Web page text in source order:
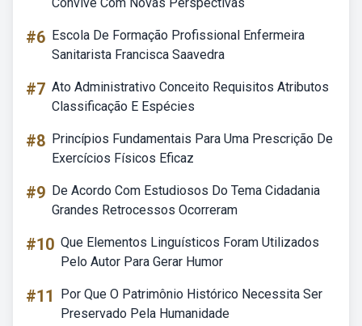
#6 Escola De Formação Profissional Enfermeira
Sanitarista Francisca Saavedra
#7 Ato Administrativo Conceito Requisitos Atributos
Classificação E Espécies
#8 Princípios Fundamentais Para Uma Prescrição De
Exercícios Físicos Eficaz
#9 De Acordo Com Estudiosos Do Tema Cidadania
Grandes Retrocessos Ocorreram
#10 Que Elementos Linguísticos Foram Utilizados
Pelo Autor Para Gerar Humor
#11
Por Que O Patrimônio Histórico Necessita Ser
Preservado Pela Humanidade